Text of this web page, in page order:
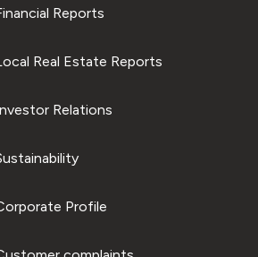
Reports
Real Estate Reports
Relations
Profile